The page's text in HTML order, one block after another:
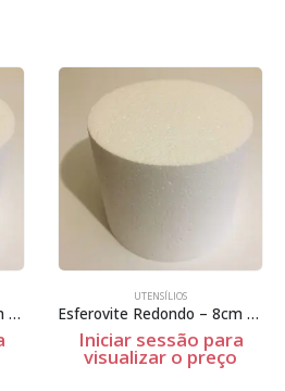
Esferovite Redondo – 4cm Espessura
UTENSÍLIOS
Esferovite Redondo – 8cm Espessura
Iniciar sessão para
visualizar o preço